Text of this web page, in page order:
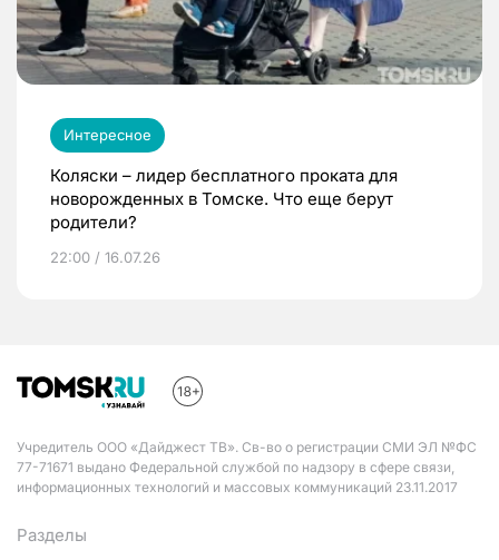
Интересное
Коляски – лидер бесплатного проката для
новорожденных в Томске. Что еще берут
родители?
22:00 / 16.07.26
Учредитель ООО «Дайджест ТВ». Св-во о регистрации СМИ ЭЛ №ФС
77-71671 выдано Федеральной службой по надзору в сфере связи,
информационных технологий и массовых коммуникаций 23.11.2017
Разделы